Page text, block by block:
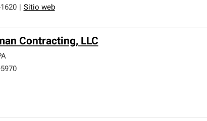
Sitio web
Contracting, LLC